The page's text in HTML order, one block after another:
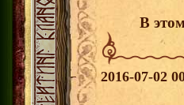
В
2016-07-02